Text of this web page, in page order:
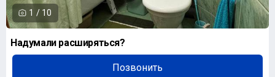
1 / 10
Надумали расширяться?
Позвонить